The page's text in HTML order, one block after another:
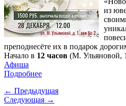
из
преподнесёте их в подарок
Начало в 12 часов (М. Ульяновой,
Афиша
Подробнее
← Предыдущая
Следующая →